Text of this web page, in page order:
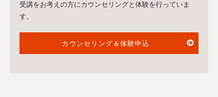
受講をお考えの方にカウンセリングと体験を行っていま
す。
カウンセリング＆体験申込